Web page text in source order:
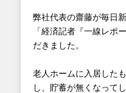
弊社代表の齋藤が毎日
「経済記者『一線レポ
だきました。
老人ホームに入居した
し、貯蓄が無くなって